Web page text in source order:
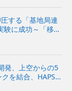
する「基地局連
に成功～「移動
のドローンと地
発、上空からの5
を結合、HAPS
定した通信を実